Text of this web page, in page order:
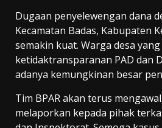
Dugaan penyelewengan dana
Kecamatan Badas, Kabupaten
semakin kuat. Warga desa
ketidaktransparanan PAD dan
adanya kemungkinan besar
Tim BPAR akan terus
melaporkan kepada pihak